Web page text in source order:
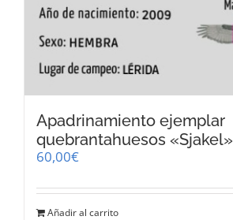
Apadrinamiento ejemplar
quebrantahuesos «Sjakel»
60,00€
Añadir al carrito